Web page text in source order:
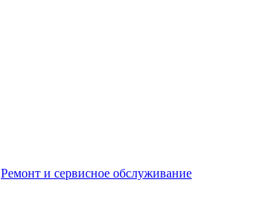
Ремонт и сервисное обслуживание